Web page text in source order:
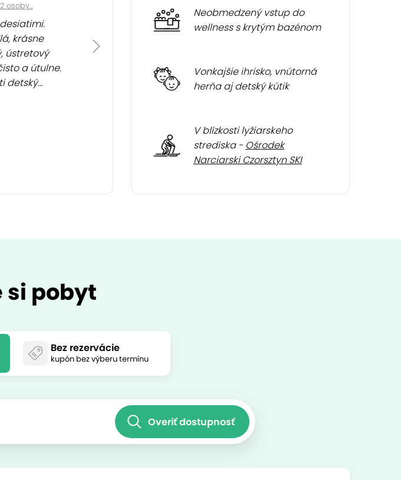
osoby...
krásne
ústretový
a útulne.
detský...
Neobmedzený vstup do
wellness s krytým bazénom
Vonkajšie ihrisko, vnútorná
herňa aj detský kútik
V blízkosti lyžiarskeho
strediska - Ośrodek
Narciarski Czorsztyn SKI
si pobyt
Bez rezervácie
kupón bez výberu termínu
Overiť dostupnosť